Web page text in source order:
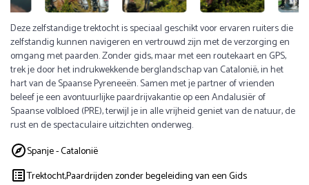
Deze zelfstandige trektocht is speciaal geschikt voor ervaren ruiters die
zelfstandig kunnen navigeren en vertrouwd zijn met de verzorging en
omgang met paarden. Zonder gids, maar met een routekaart en GPS,
trek je door het indrukwekkende berglandschap van Catalonië, in het
hart van de Spaanse Pyreneeën. Samen met je partner of vrienden
beleef je een avontuurlijke paardrijvakantie op een Andalusiër of
Spaanse volbloed (PRE), terwijl je in alle vrijheid geniet van de natuur, de
rust en de spectaculaire uitzichten onderweg.
Spanje - Catalonië
Trektocht,Paardrijden zonder begeleiding van een Gids